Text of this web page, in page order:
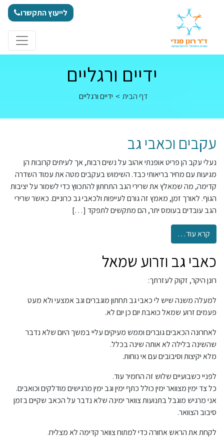
לייעוץ התקשרו
ידיים ורגליים
דף הבית > ידיים ורגליים
עקבים וכאבי גב
נעלי עקב הן פריט אופנתי אהוב על נשים רבות, אך לעיתים קרובות הן
מגיעות עם מחיר בריאותי כבד. השימוש בעקבים מטה את עמוד השדרה
קדימה, מה שמאלץ את שרירי הגב התחתון להתכווץ כדי לשמור על יציבות
הגוף. לאורך זמן, מאמץ זה גורם לעייפות ולכאבי גב כרוניים. כאשר שרירי
הגב עובדים בעומס יתר, הם מתקשים לתפקד […]
קרא עוד…
כאבי גב וזרוע שמאל
רונן היקר, זקוק לעזרתך:
למעלה משנה שיש לי כאבי גב תחתון מוגברים וגב אמצעי ולא מעט
פעמים זרוע שמאל כואבת יום כן יום לא.
לאחרונה הכאבים גוברים וממש מעיקים עליי במשך היום שלא נדבר
שהשינה בלילה לא אותה שינה בכלל.
מלא יקיצות וסיבובים עם אי נוחות.
לפניי כשבועיים שלוש זה החמיר עוד.
כל צד ימין מצוואר ימין כולל כתף ימין וגב ימין מרגישים מודלקים וכואבים.
אני מרגיש מוגבל בתנועות צוואר ימינה שלא נדבר על הכאב שקיים בזמן
סיבוב הצוואר.
לקחת את הראש אחורה כדי למתוח צוואר קדימה לא מצליח.